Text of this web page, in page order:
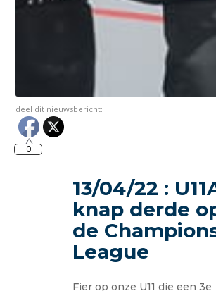
deel dit nieuwsbericht:
0
13/04/22 :
knap derde
de
League
Fier op onze U11 die een 3e